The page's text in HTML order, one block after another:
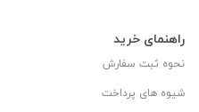
راهنمای خرید
نحوه ثبت سفارش
شیوه های پرداخت